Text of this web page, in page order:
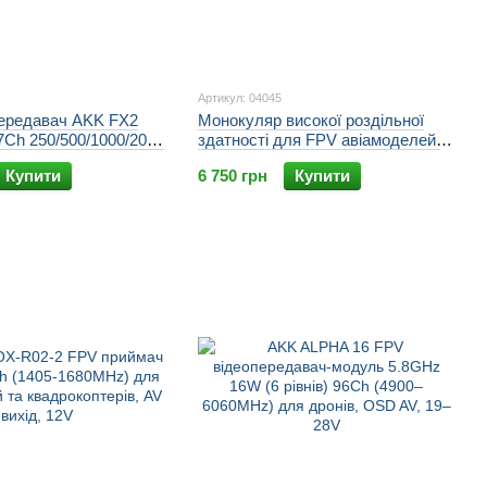
AKK FX2
250/500/1000/2000
каналів, мікрофон,
Купити
Артикул: 04045
Монокуляр високої роздільної
здатності для FPV авіамоделей,
лікарів, військових FUERS V760A,
еквівалент 80”
6 750 грн Купити